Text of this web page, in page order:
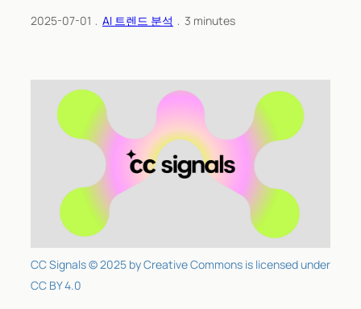
2025-07-01 ﹒ AI 트렌드 분석 ﹒ 3 minutes
CC Signals © 2025 by Creative Commons is licensed under
CC BY 4.0